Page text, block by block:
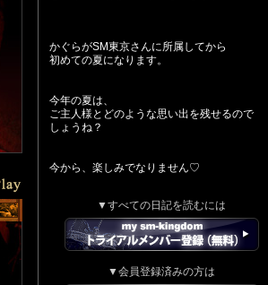
かぐらがSM東京さんに所属してから
初めての夏になります。
今年の夏は、
ご主人様とどのような思い出を残せるので
しょうね？
今から、楽しみでなりません♡
▼すべての日記を読むには
▼会員登録済みの方は